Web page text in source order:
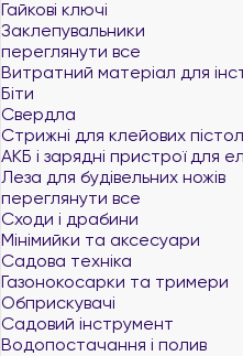
Гайкові ключі
Заклепувальники
переглянути все
Витратний матеріал для
Біти
Свердла
Стрижні для клейових
АКБ і зарядні пристрої для
Леза для будівельних ножів
переглянути все
Сходи і драбини
Мінімийки та аксесуари
Садова техніка
Газонокосарки та тримери
Обприскувачі
Садовий інструмент
Водопостачання і полив